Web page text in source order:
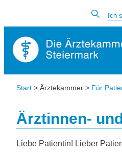
Start > Ärztekammer > Für
Ärztinnen-
Liebe Patientin! Lieber